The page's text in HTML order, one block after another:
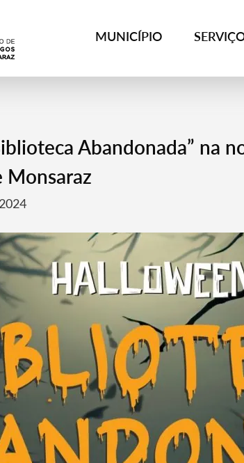
MUNICÍPIO
Abandonada” na
Monsaraz